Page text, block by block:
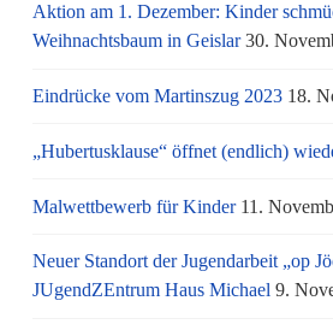
Aktion am 1. Dezember: Kinder
Weihnachtsbaum in Geislar 30.
Eindrücke vom Martinszug 2023 18.
„Hubertusklause“ öffnet (endlich)
Malwettbewerb für Kinder 11.
Neuer Standort der Jugendarbeit „op
JUgendZEntrum Haus Michael 9.